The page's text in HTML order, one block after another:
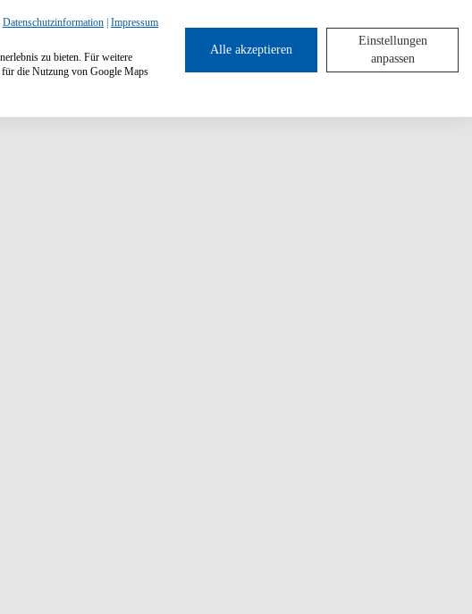
Datenschutzinformation Impressum
zu bieten. Für weitere
die Nutzung von Google Maps
Alle akzeptieren
Einstellungen
anpassen